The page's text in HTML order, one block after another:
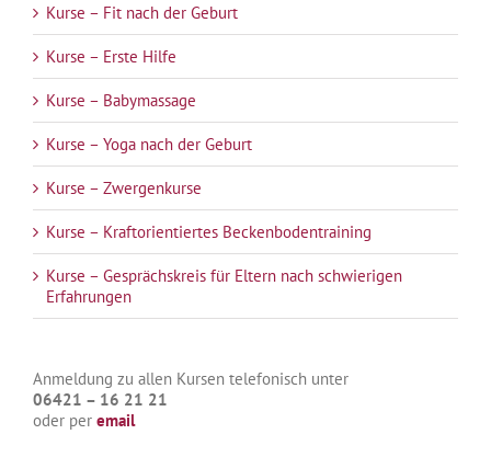
Kurse – Fit nach der Geburt
Kurse – Erste Hilfe
Kurse – Babymassage
Kurse – Yoga nach der Geburt
Kurse – Zwergenkurse
Kurse – Kraftorientiertes Beckenbodentraining
Kurse – Gesprächskreis für Eltern nach schwierigen
Erfahrungen
Anmeldung zu allen Kursen telefonisch unter
06421 – 16 21 21
oder per email